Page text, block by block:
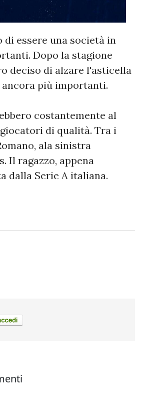
essere una società in
Dopo la stagione
deciso di alzare l'asticella
più importanti.
costantemente al
di qualità. Tra i
ala sinistra
Il ragazzo, appena
dalla Serie A italiana.